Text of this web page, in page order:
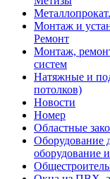
Монтаж и
Ремонт
Монтаж,
систем
Натяжные и
потолков)
Новости
Номер
Областные
Оборудование
оборудование